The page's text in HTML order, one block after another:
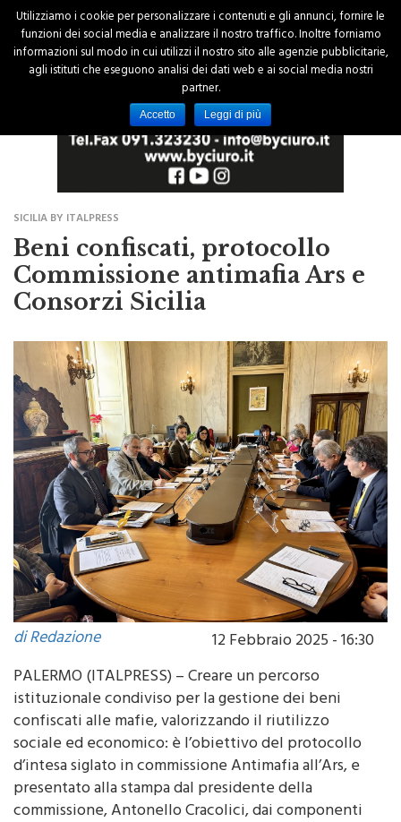
SICILIA BY ITALPRESS
Beni confiscati, protocollo
Commissione antimafia Ars e
Consorzi Sicilia
di Redazione
12 Febbraio 2025 - 16:30
PALERMO (ITALPRESS) – Creare un percorso
istituzionale condiviso per la gestione dei beni
confiscati alle mafie, valorizzando il riutilizzo
sociale ed economico: è l’obiettivo del protocollo
d’intesa siglato in commissione Antimafia all’Ars, e
presentato alla stampa dal presidente della
commissione, Antonello Cracolici, dai componenti
della commissione, dai presidenti dei cinque
Utilizziamo i cookie per personalizzare i contenuti e gli annunci, fornire le
funzioni dei social media e analizzare il nostro traffico. Inoltre forniamo
informazioni sul modo in cui utilizzi il nostro sito alle agenzie pubblicitarie,
agli istituti che eseguono analisi dei dati web e ai social media nostri
partner.
Accetto Leggi di più